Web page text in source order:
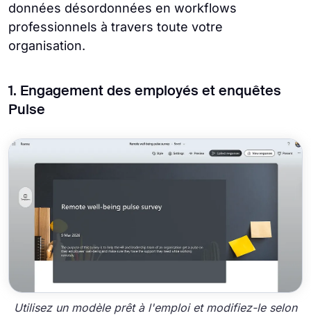
données désordonnées en workflows
professionnels à travers toute votre
organisation.
1. Engagement des employés et enquêtes
Pulse
Utilisez un modèle prêt à l'emploi et modifiez-le selon